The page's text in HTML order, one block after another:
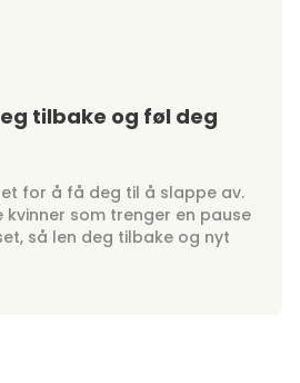
tilbake og føl deg
for å få deg til å slappe av.
kvinner som trenger en pause
så len deg tilbake og nyt